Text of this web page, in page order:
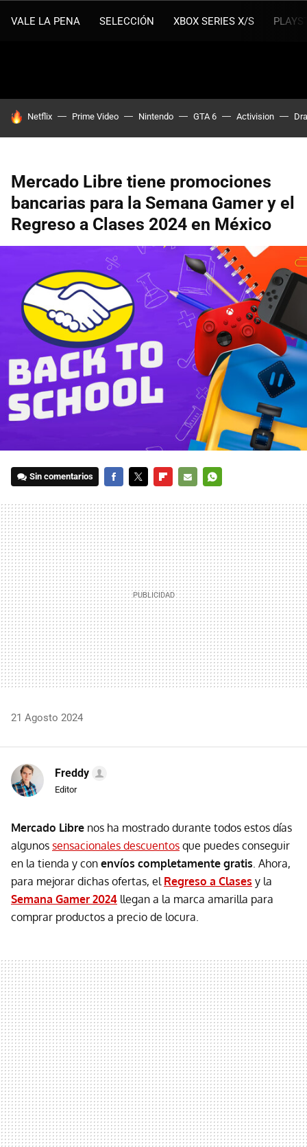
VALE LA PENA SELECCIÓN XBOX SERIES X/S
HOY SE HABLA DE
Netflix Prime Video Nintendo GTA 6 Activision
Mercado Libre tiene promociones
bancarias para la Semana Gamer y el
Regreso a Clases 2024 en México
Sin comentarios
MAIL
21 Agosto 2024
Freddy
Editor
Mercado Libre nos ha mostrado durante todos estos días
algunos sensacionales descuentos que puedes conseguir
en la tienda y con envíos completamente gratis. Ahora,
para mejorar dichas ofertas, el Regreso a Clases y la
Semana Gamer 2024 llegan a la marca amarilla para
comprar productos a precio de locura.